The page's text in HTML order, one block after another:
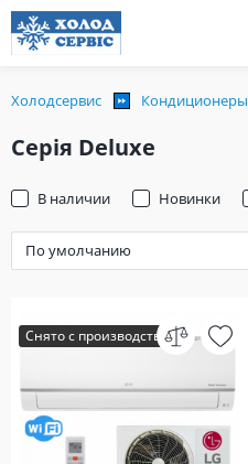
Холодсервис Кондиционеры
Серія Deluxe
В наличии Новинки
Снято с производства